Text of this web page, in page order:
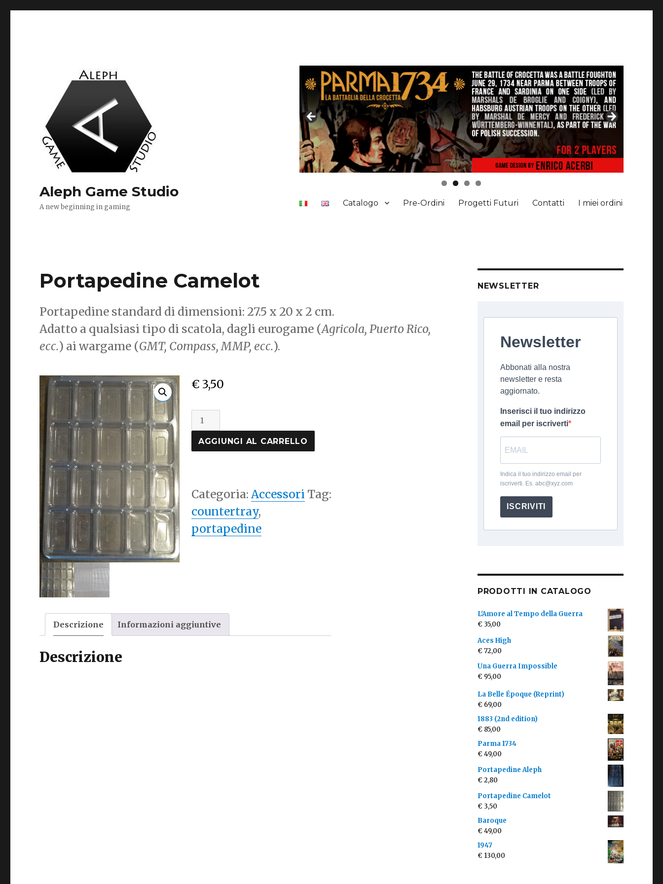
Aleph Game Studio
A new beginning in gaming Catalogo Pre-Ordini Progetti Futuri Contatti I miei ordini
Portapedine Camelot
Portapedine standard di dimensioni: 27.5 x 20 x 2 cm.
Adatto a qualsiasi tipo di scatola, dagli eurogame (Agricola, Puerto Rico,
ecc.) ai wargame (GMT, Compass, MMP, ecc.).
€ 3,50
Portapedine
Camelot
quantità
AGGIUNGI AL CARRELLO
Categoria: Accessori Tag:
countertray,
portapedine
Descrizione Informazioni aggiuntive
Descrizione
NEWSLETTER
Newsletter
Abbonati alla nostra
newsletter e resta
aggiornato.
Inserisci il tuo indirizzo
email per iscriverti
Indica il tuo indirizzo email per
iscriverti. Es. abc@xyz.com
ISCRIVITI
PRODOTTI IN CATALOGO
L'Amore al Tempo della Guerra
€ 35,00
Aces High
€ 72,00
Una Guerra Impossible
€ 95,00
La Belle Époque (Reprint)
€ 69,00
1883 (2nd edition)
€ 85,00
Parma 1734
€ 49,00
Portapedine Aleph
€ 2,80
Portapedine Camelot
€ 3,50
Baroque
€ 49,00
1947
€ 130,00